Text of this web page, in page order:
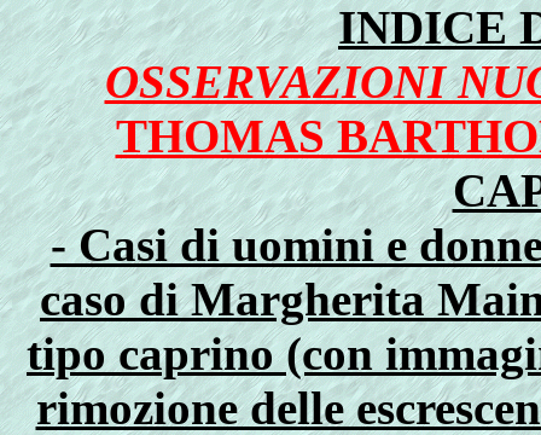
INDICE
OSSERVAZIONI
THOMAS
- Casi di uomini e
caso di Margherita
tipo caprino (con
rimozione delle